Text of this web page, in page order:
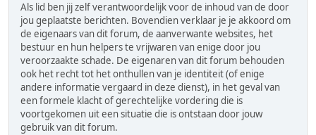
Als lid ben jij zelf verantwoordelijk voor de inhoud van de door
jou geplaatste berichten. Bovendien verklaar je je akkoord om
de eigenaars van dit forum, de aanverwante websites, het
bestuur en hun helpers te vrijwaren van enige door jou
veroorzaakte schade. De eigenaren van dit forum behouden
ook het recht tot het onthullen van je identiteit (of enige
andere informatie vergaard in deze dienst), in het geval van
een formele klacht of gerechtelijke vordering die is
voortgekomen uit een situatie die is ontstaan door jouw
gebruik van dit forum.